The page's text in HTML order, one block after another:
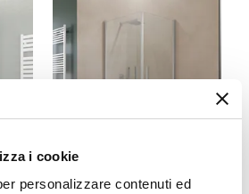
i cookie
personalizzare contenuti ed
CODICE:NILD89